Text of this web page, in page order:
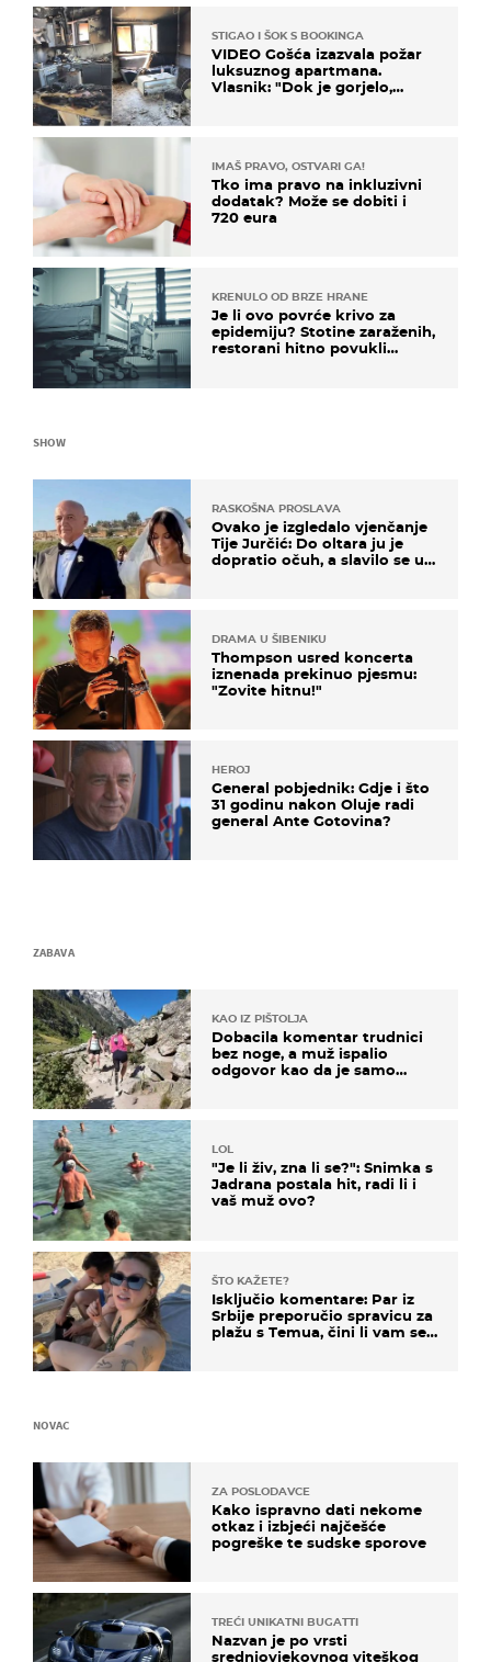
STIGAO I ŠOK S BOOKINGA
VIDEO Gošća izazvala požar
luksuznog apartmana.
Vlasnik: "Dok je gorjelo,
IMAŠ PRAVO, OSTVARI GA!
Tko ima pravo na inkluzivni
dodatak? Može se dobiti i
720 eura
KRENULO OD BRZE HRANE
Je li ovo povrće krivo za
epidemiju? Stotine zaraženih,
restorani hitno povukli
SHOW
RASKOŠNA PROSLAVA
Ovako je izgledalo vjenčanje
Tije Jurčić: Do oltara ju je
dopratio očuh, a slavilo se uz
DRAMA U ŠIBENIKU
Thompson usred koncerta
iznenada prekinuo pjesmu:
"Zovite hitnu!"
HEROJ
General pobjednik: Gdje i što
31 godinu nakon Oluje radi
general Ante Gotovina?
ZABAVA
KAO IZ PIŠTOLJA
Dobacila komentar trudnici
bez noge, a muž ispalio
odgovor kao da je samo
LOL
"Je li živ, zna li se?": Snimka s
Jadrana postala hit, radi li i
vaš muž ovo?
ŠTO KAŽETE?
Isključio komentare: Par iz
Srbije preporučio spravicu za
plažu s Temua, čini li vam se
NOVAC
ZA POSLODAVCE
Kako ispravno dati nekome
otkaz i izbjeći najčešće
pogreške te sudske sporove
TREĆI UNIKATNI BUGATTI
Nazvan je po vrsti
srednjovjekovnog viteškog